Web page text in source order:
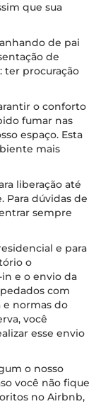
que sua
de pai
de
ter procuração
o conforto
fumar nas
espaço. Esta
mais
liberação até
Para dúvidas de
sempre
e para
o
e o envio da
com
e normas do
você
esse envio
o nosso
você não fique
no Airbnb,